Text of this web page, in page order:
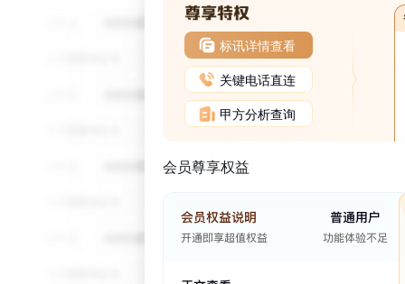
标讯详情查看
关键电话直连
甲方分析查询
会员尊享权益